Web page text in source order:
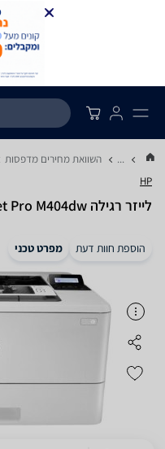
... השוואת מחירים מדפסות
HP
‏לייזר ‏רגילה HP LaserJet Pro M404dw
הוספת חוות דעת מפרט טכני